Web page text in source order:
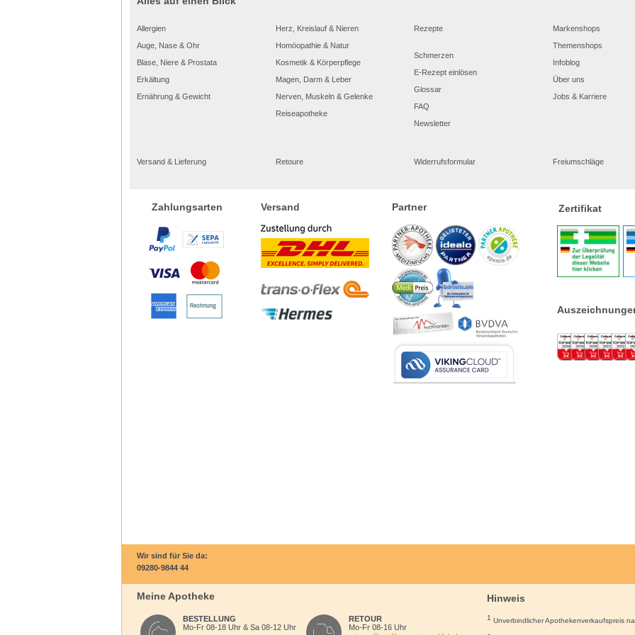
Allergien
Auge, Nase & Ohr
Blase, Niere & Prostata
Erkältung
Ernährung & Gewicht
Herz, Kreislauf & Nieren
Homöopathie & Natur
Kosmetik & Körperpflege
Magen, Darm & Leber
Nerven, Muskeln & Gelenke
Reiseapotheke
Rezepte
Schmerzen
E-Rezept einlösen
Glossar
FAQ
Newsletter
Markenshops
Themenshops
Infoblog
Über uns
Jobs & Karriere
Versand & Lieferung Retoure Widerrufsformular Freiumschläge
Zahlungsarten Versand Partner Zertifikat
Wir sind für Sie da:
09280-9844 44
Meine Apotheke
BESTELLUNG
Mo-Fr 08-18 Uhr & Sa 08-12 Uhr
RETOUR
Mo-Fr 08-16 Uhr
Hinweis
1 Unverbindlicher Apothekenverkaufspreis